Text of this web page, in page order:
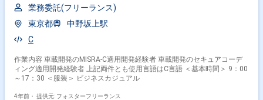
業務委託(フリーランス)
東京都
中野坂上駅
C
作業内容 車載開発のMISRA-C適用開発経験者 車載開発のセキュアコーデ
ィング適用開発経験者 上記両件とも使用言語はC言語 ＜基本時間＞ 9：00
～17：30 ＜服装＞ ビジネスカジュアル
4年前・ 提供元: フォスターフリーランス